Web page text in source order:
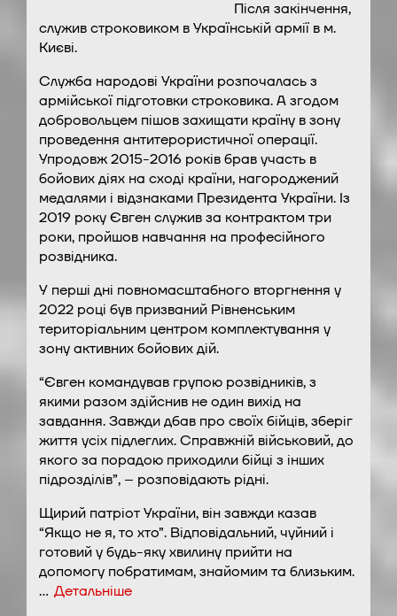
Після закінчення,
служив строковиком в Українській армії в м.
Києві.
Служба народові України розпочалась з
армійської підготовки строковика. А згодом
добровольцем пішов захищати країну в зону
проведення антитерористичної операції.
Упродовж 2015-2016 років брав участь в
бойових діях на сході країни, нагороджений
медалями і відзнаками Президента України. Із
2019 року Євген служив за контрактом три
роки, пройшов навчання на професійного
розвідника.
У перші дні повномасштабного вторгнення у
2022 році був призваний Рівненським
територіальним центром комплектування у
зону активних бойових дій.
“Євген командував групою розвідників, з
якими разом здійснив не один вихід на
завдання. Завжди дбав про своїх бійців, зберіг
життя усіх підлеглих. Справжній військовий, до
якого за порадою приходили бійці з інших
підрозділів”, – розповідають рідні.
Щирий патріот України, він завжди казав
“Якщо не я, то хто”. Відповідальний, чуйний і
готовий у будь-яку хвилину прийти на
допомогу побратимам, знайомим та близьким.
… Детальніше